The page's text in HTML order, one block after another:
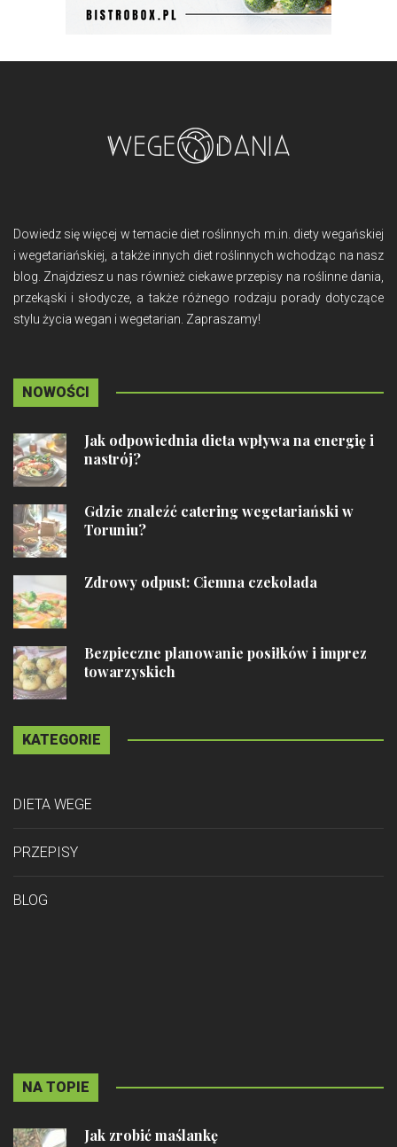
Dowiedz się więcej w temacie diet roślinnych m.in. diety wegańskiej
i wegetariańskiej, a także innych diet roślinnych wchodząc na nasz
blog. Znajdziesz u nas również ciekawe przepisy na roślinne dania,
przekąski i słodycze, a także różnego rodzaju porady dotyczące
stylu życia wegan i wegetarian. Zapraszamy!
NOWOŚCI
Jak odpowiednia dieta wpływa na energię i
nastrój?
Gdzie znaleźć catering wegetariański w
Toruniu?
Zdrowy odpust: Ciemna czekolada
Bezpieczne planowanie posiłków i imprez
towarzyskich
KATEGORIE
DIETA WEGE
PRZEPISY
BLOG
NA TOPIE
Jak zrobić maślankę